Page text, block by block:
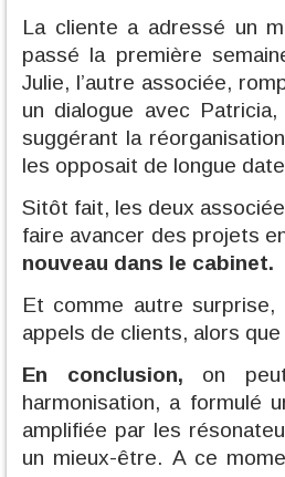
La cliente a adressé un
passé la première
Julie, l’autre associée,
un dialogue avec
suggérant la
les opposait de longue
Sitôt fait, les deux
faire avancer des projets
nouveau dans le cabinet.
Et comme autre
appels de clients, alors
En conclusion, on
harmonisation, a formulé
amplifiée par les
un mieux-être. A ce